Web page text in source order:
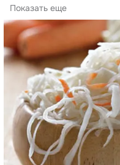
Есть способ...
Показать еще